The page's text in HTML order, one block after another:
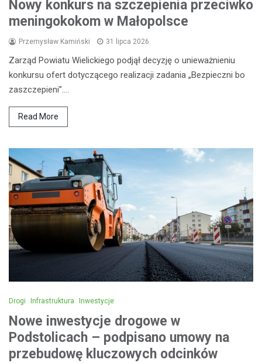
Nowy konkurs na szczepienia przeciwko
meningokokom w Małopolsce
Przemysław Kamiński 31 lipca 2026
Zarząd Powiatu Wielickiego podjął decyzję o unieważnieniu
konkursu ofert dotyczącego realizacji zadania „Bezpieczni bo
zaszczepieni”.…
Read More
Drogi Infrastruktura Inwestycje
Nowe inwestycje drogowe w
Podstolicach – podpisano umowy na
przebudowę kluczowych odcinków